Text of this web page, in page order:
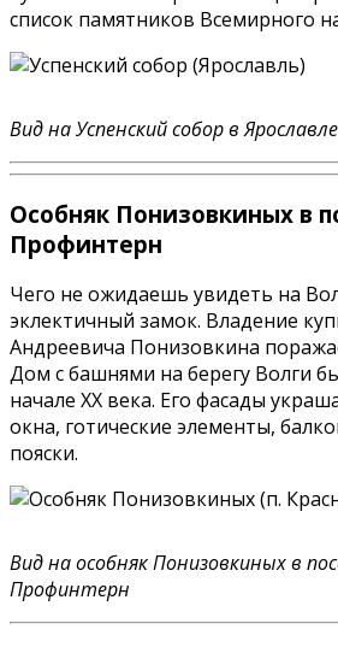
список памятников Всемирного
Вид на Успенский собор в Ярославле
Особняк Понизовкиных в
Профинтерн
Чего не ожидаешь увидеть на
эклектичный замок. Владение
Андреевича Понизовкина
Дом с башнями на берегу Волги
начале XX века. Его фасады
окна, готические элементы,
пояски.
Вид на особняк Понизовкиных в
Профинтерн